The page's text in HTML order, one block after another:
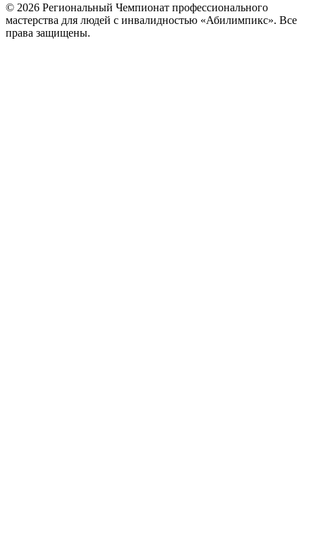
© 2026 Региональный Чемпионат профессионального
мастерства для людей с инвалидностью «Абилимпикс». Все
права защищены.